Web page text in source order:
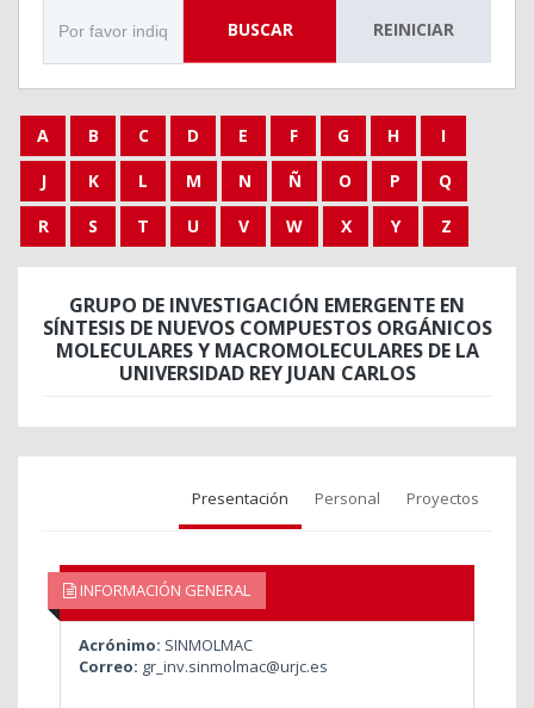
BUSCAR REINICIAR
A B C D E F G H
I
J
K L M N Ñ O P
Q
R
S T U V W X Y Z
GRUPO DE INVESTIGACIÓN EMERGENTE EN
SÍNTESIS DE NUEVOS COMPUESTOS ORGÁNICOS
MOLECULARES Y MACROMOLECULARES DE LA
UNIVERSIDAD REY JUAN CARLOS
Presentación Personal Proyectos
INFORMACIÓN GENERAL
Acrónimo: SINMOLMAC
Correo: gr_inv.sinmolmac@urjc.es